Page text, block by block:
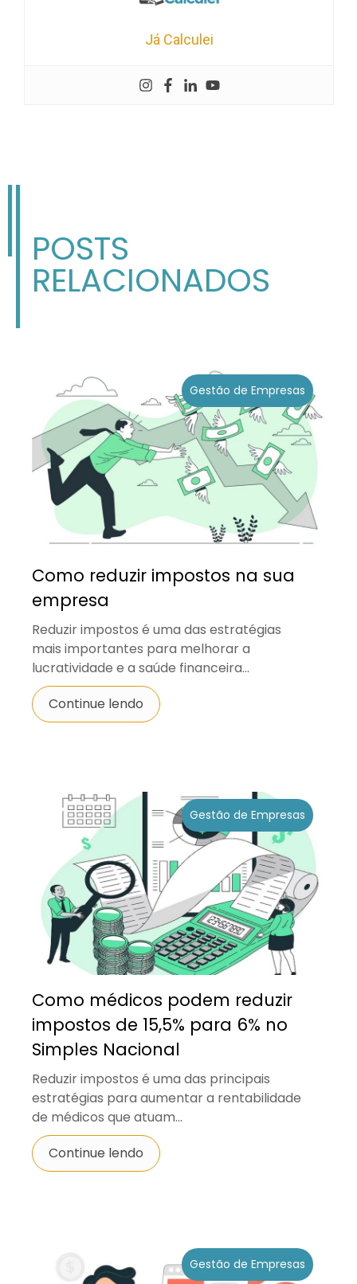
Já Calculei
POSTS
RELACIONADOS
Gestão de Empresas
Como reduzir impostos na sua
empresa
Reduzir impostos é uma das estratégias
mais importantes para melhorar a
lucratividade e a saúde financeira...
Continue lendo
Gestão de Empresas
Como médicos podem reduzir
impostos de 15,5% para 6% no
Simples Nacional
Reduzir impostos é uma das principais
estratégias para aumentar a rentabilidade
de médicos que atuam...
Continue lendo
Gestão de Empresas